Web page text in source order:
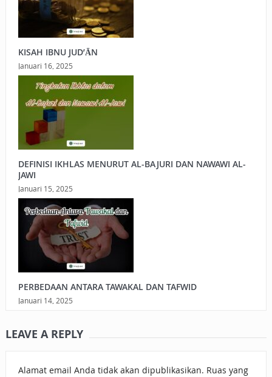
KISAH IBNU JUD’ĀN
Januari 16, 2025
DEFINISI IKHLAS MENURUT AL-BAJURI DAN NAWAWI AL-
JAWI
Januari 15, 2025
PERBEDAAN ANTARA TAWAKAL DAN TAFWID
Januari 14, 2025
LEAVE A REPLY
Alamat email Anda tidak akan dipublikasikan. Ruas yang